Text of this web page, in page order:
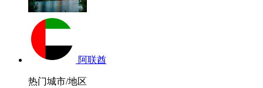
阿联酋
热门城市/地区